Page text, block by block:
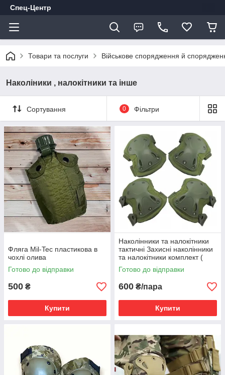
Спец-Центр
Товари та послуги Військове спорядження й
Наколіники , налокітники та інше
Сортування 0 Фільтри
Фляга Mil-Tec пластикова в
чохлі олива
Готово до відправки
500 ₴
Купити
Наколінники та налокітники
тактичні Захисні наколінники
та налокітники комплект (
олива )
Готово до відправки
600 ₴/пара
Купити